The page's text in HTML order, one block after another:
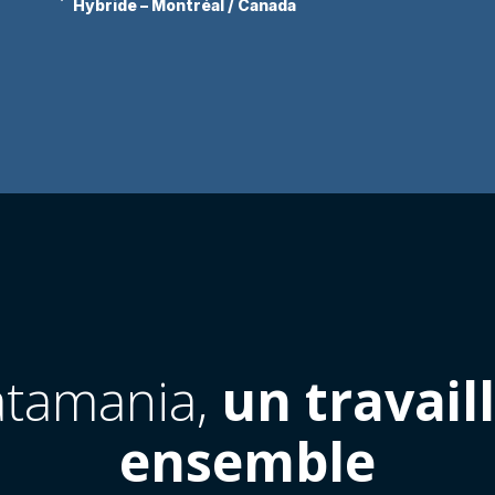
Hybride – Montréal / Canada
un
ensemble